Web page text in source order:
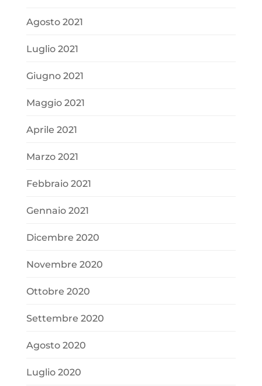
Agosto 2021
Luglio 2021
Giugno 2021
Maggio 2021
Aprile 2021
Marzo 2021
Febbraio 2021
Gennaio 2021
Dicembre 2020
Novembre 2020
Ottobre 2020
Settembre 2020
Agosto 2020
Luglio 2020